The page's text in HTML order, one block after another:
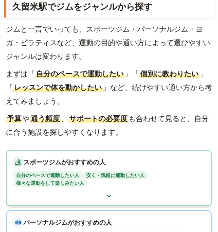
久留米駅でジムをジャンルから探す
ジムと一言でいっても、スポーツジム・パーソナルジム・ヨ
ガ・ピラティスなど、運動の目的や通い方によって選びやすい
ジャンルは変わります。
まずは「自分のペースで運動したい 」「個別に教わりたい 」
「レッスンで体を動かしたい 」など、続けやすい通い方から考
えてみましょう。
予算や通う頻度 、 サポートの必要度 も合わせて見ると、自分
に合う施設を探しやすくなります。
スポーツジムがおすすめの人
自分のペースで運動したい人
安く・気軽に運動したい人
様々な運動をして楽しみたい人
パーソナルジムがおすすめの人